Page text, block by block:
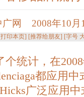
广网 2008年10月
[打印本页] [推荐给朋友] [字号
统计，在
都应用
广泛应用